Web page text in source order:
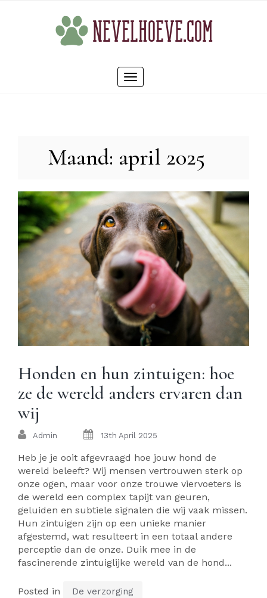
Toggle
Maand: april 2025
Honden en hun zintuigen: hoe
ze de wereld anders ervaren dan
wij
Admin 13th April 2025
Heb je je ooit afgevraagd hoe jouw hond de
wereld beleeft? Wij mensen vertrouwen sterk op
onze ogen, maar voor onze trouwe viervoeters is
de wereld een complex tapijt van geuren,
geluiden en subtiele signalen die wij vaak missen.
Hun zintuigen zijn op een unieke manier
afgestemd, wat resulteert in een totaal andere
perceptie dan de onze. Duik mee in de
fascinerende zintuiglijke wereld van de hond...
Posted in De verzorging